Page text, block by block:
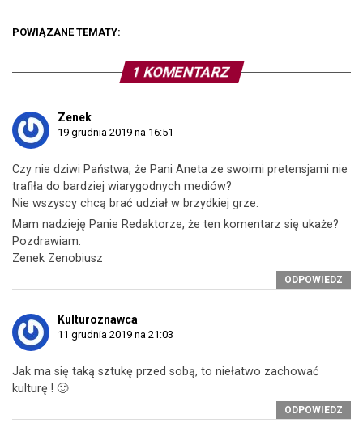
POWIĄZANE TEMATY:
1 KOMENTARZ
Zenek
19 grudnia 2019 na 16:51
Czy nie dziwi Państwa, że Pani Aneta ze swoimi pretensjami nie
trafiła do bardziej wiarygodnych mediów?
Nie wszyscy chcą brać udział w brzydkiej grze.
Mam nadzieję Panie Redaktorze, że ten komentarz się ukaże?
Pozdrawiam.
Zenek Zenobiusz
ODPOWIEDZ
Kulturoznawca
11 grudnia 2019 na 21:03
Jak ma się taką sztukę przed sobą, to niełatwo zachować
kulturę ! 🙂
ODPOWIEDZ